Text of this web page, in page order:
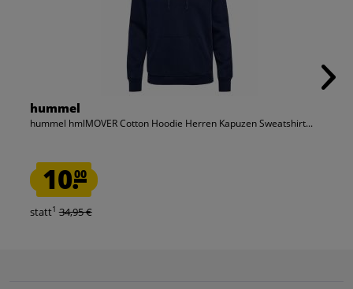
hummel
hummel hmlMOVER Cotton Hoodie Herren Kapuzen Sweatshirt...
10.00
statt1 34,95 €